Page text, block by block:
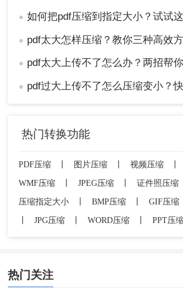
● 如何把pdf压缩到指定大小？试试这4
● pdf太大怎样压缩？教你三种高效方
● pdf太大上传不了怎么办？两招帮你
● pdf过大上传不了怎么压缩变小？快来试试这
热门转换功能
PDF压缩 图片压缩 视频压缩
WMF压缩
JPEG压缩 证件照压缩
压缩指定大小
BMP压缩 GIF压缩
JPG压缩 WORD压缩 PPT压
热门关注